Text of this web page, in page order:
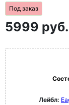
Под заказ
5999 руб.
Лейбл: